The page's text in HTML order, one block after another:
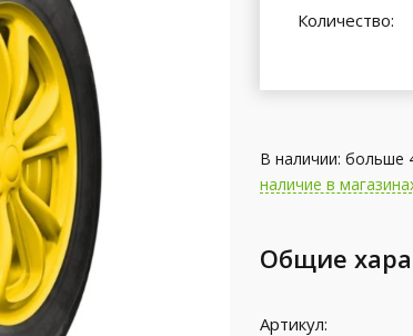
Количество:
В наличии: больше
наличие в
Общие
Артикул: